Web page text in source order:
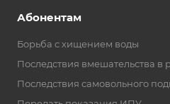
Абонентам
Борьба с хищением воды
Последствия вмешательства в
Последствия самовольного